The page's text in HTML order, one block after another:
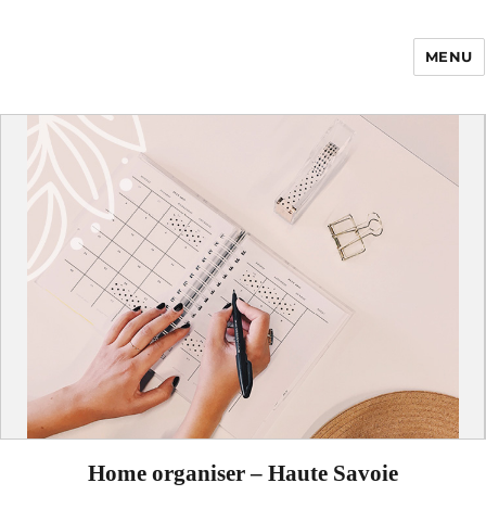
Enfance Made in
France
MENU
Home organiser – Haute Savoie